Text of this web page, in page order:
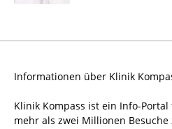
Informationen über Klinik
Klinik Kompass ist ein Info-
mehr als zwei Millionen